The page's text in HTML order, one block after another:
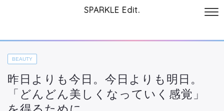
SPARKLE Edit.
BEAUTY
昨日よりも今日。今日よりも明日。
「どんどん美しくなっていく感覚」